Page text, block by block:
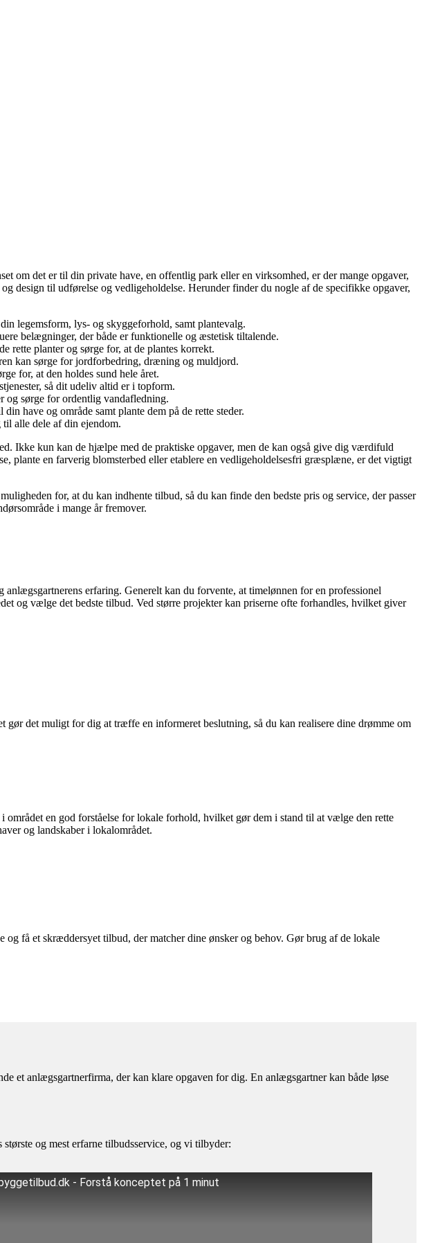
om det er til din private have, en offentlig park eller en virksomhed, er der mange opgaver,
design til udførelse og vedligeholdelse. Herunder finder du nogle af de specifikke opgaver,
legemsform, lys- og skyggeforhold, samt plantevalg.
belægninger, der både er funktionelle og æstetisk tiltalende.
rette planter og sørge for, at de plantes korrekt.
kan sørge for jordforbedring, dræning og muldjord.
for, at den holdes sund hele året.
så dit udeliv altid er i topform.
og sørge for ordentlig vandafledning.
have og område samt plante dem på de rette steder.
alle dele af din ejendom.
Ikke kun kan de hjælpe med de praktiske opgaver, men de kan også give dig værdifuld
plante en farverig blomsterbed eller etablere en vedligeholdelsesfri græsplæne, er det vigtigt
for, at du kan indhente tilbud, så du kan finde den bedste pris og service, der passer
i mange år fremover.
erfaring. Generelt kan du forvente, at timelønnen for en professionel
og vælge det bedste tilbud. Ved større projekter kan priserne ofte forhandles, hvilket giver
det muligt for dig at træffe en informeret beslutning, så du kan realisere dine drømme om
en god forståelse for lokale forhold, hvilket gør dem i stand til at vælge den rette
og landskaber i lokalområdet.
få et skræddersyet tilbud, der matcher dine ønsker og behov. Gør brug af de lokale
et anlægsgartnerfirma, der kan klare opgaven for dig. En anlægsgartner kan både løse
og mest erfarne tilbudsservice, og vi tilbyder:
- Forstå konceptet på 1 minut